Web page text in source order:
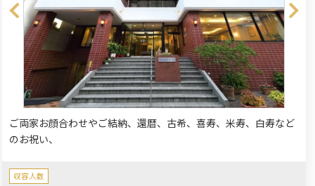
ご両家お顔合わせやご結納、還暦、古希、喜寿、米寿、白寿など
のお祝い、
収容人数